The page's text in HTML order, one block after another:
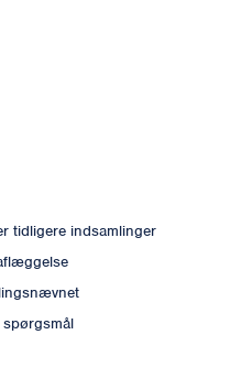
tidligere indsamlinger